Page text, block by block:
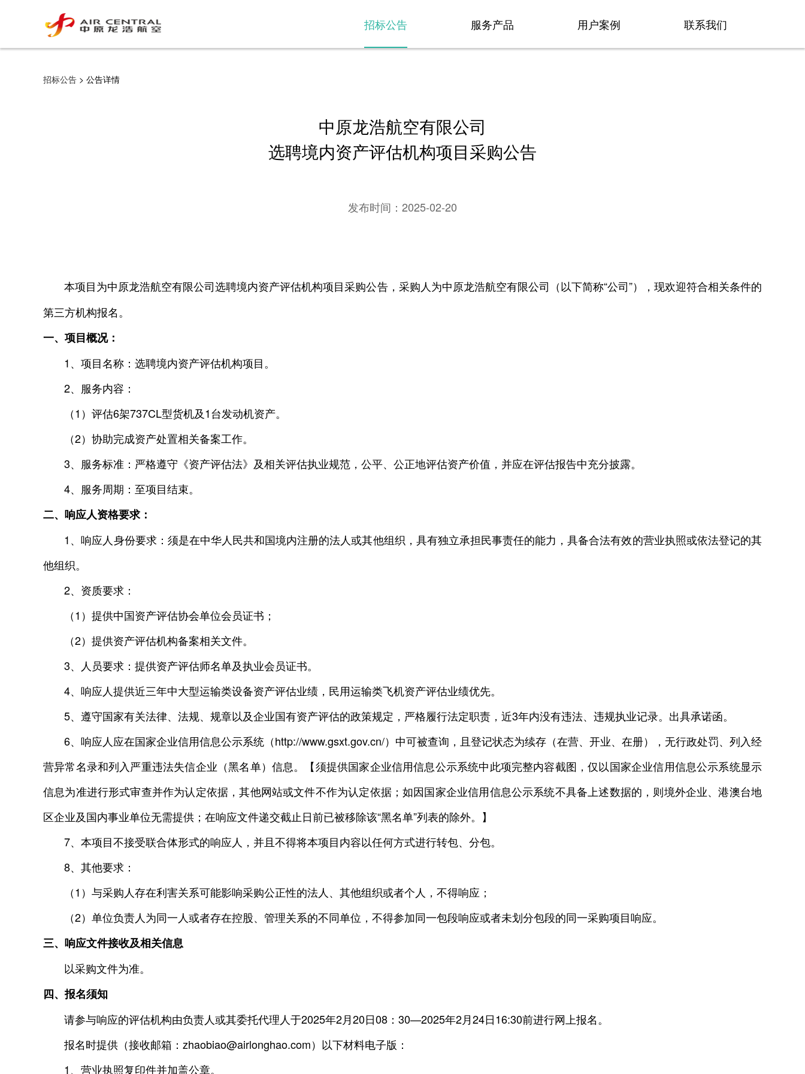
招标公告 服务产品 用户案例 联系我们
招标公告 > 公告详情
中原龙浩航空有限公司
选聘境内资产评估机构项目采购公告
发布时间： 2025-02-20
本项目为中原龙浩航空有限公司选聘境内资产评估机构项目采购公告，采购人为中原龙浩航空有限公司（以下简称“公司”），现欢迎符合相关条件的
第三方机构报名。
一、项目概况：
1、项目名称：选聘境内资产评估机构项目。
2、服务内容：
（1）评估6架737CL型货机及1台发动机资产。
（2）协助完成资产处置相关备案工作。
3、服务标准：严格遵守《资产评估法》及相关评估执业规范，公平、公正地评估资产价值，并应在评估报告中充分披露。
4、服务周期：至项目结束。
二、响应人资格要求：
1、响应人身份要求：须是在中华人民共和国境内注册的法人或其他组织，具有独立承担民事责任的能力，具备合法有效的营业执照或依法登记的其
他组织。
2、资质要求：
（1）提供中国资产评估协会单位会员证书；
（2）提供资产评估机构备案相关文件。
3、人员要求：提供资产评估师名单及执业会员证书。
4、响应人提供近三年中大型运输类设备资产评估业绩，民用运输类飞机资产评估业绩优先。
5、遵守国家有关法律、法规、规章以及企业国有资产评估的政策规定，严格履行法定职责，近3年内没有违法、违规执业记录。出具承诺函。
6、响应人应在国家企业信用信息公示系统（http://www.gsxt.gov.cn/）中可被查询，且登记状态为续存（在营、开业、在册），无行政处罚、列入经
营异常名录和列入严重违法失信企业（黑名单）信息。【须提供国家企业信用信息公示系统中此项完整内容截图，仅以国家企业信用信息公示系统显示
信息为准进行形式审查并作为认定依据，其他网站或文件不作为认定依据；如因国家企业信用信息公示系统不具备上述数据的，则境外企业、港澳台地
区企业及国内事业单位无需提供；在响应文件递交截止日前已被移除该“黑名单”列表的除外。】
7、本项目不接受联合体形式的响应人，并且不得将本项目内容以任何方式进行转包、分包。
8、其他要求：
（1）与采购人存在利害关系可能影响采购公正性的法人、其他组织或者个人，不得响应；
（2）单位负责人为同一人或者存在控股、管理关系的不同单位，不得参加同一包段响应或者未划分包段的同一采购项目响应。
三、响应文件接收及相关信息
以采购文件为准。
四、报名须知
请参与响应的评估机构由负责人或其委托代理人于2025年2月20日08：30—2025年2月24日16:30前进行网上报名。
报名时提供（接收邮箱：zhaobiao@airlonghao.com）以下材料电子版：
1、营业执照复印件并加盖公章。